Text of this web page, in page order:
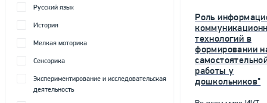
Русский язык
История
Мелкая моторика
Сенсорика
Экспериментирование и исследовательская
деятельность
Роль
технологий в
формировании
работы у
дошкольников"